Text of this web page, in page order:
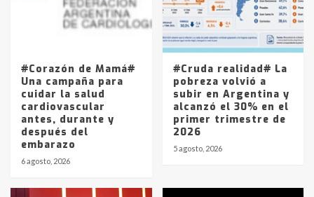
Los precios de los combustibles en
La Pampa, desde YPF hasta Axion
entre 857 a 1338 pesos
#Corazón de Mamá#
Una campaña para
cuidar la salud
cardiovascular
antes, durante y
después del
embarazo
6 agosto, 2026
#Cruda realidad# La
pobreza volvió a
subir en Argentina y
alcanzó el 30% en el
primer trimestre de
2026
5 agosto, 2026